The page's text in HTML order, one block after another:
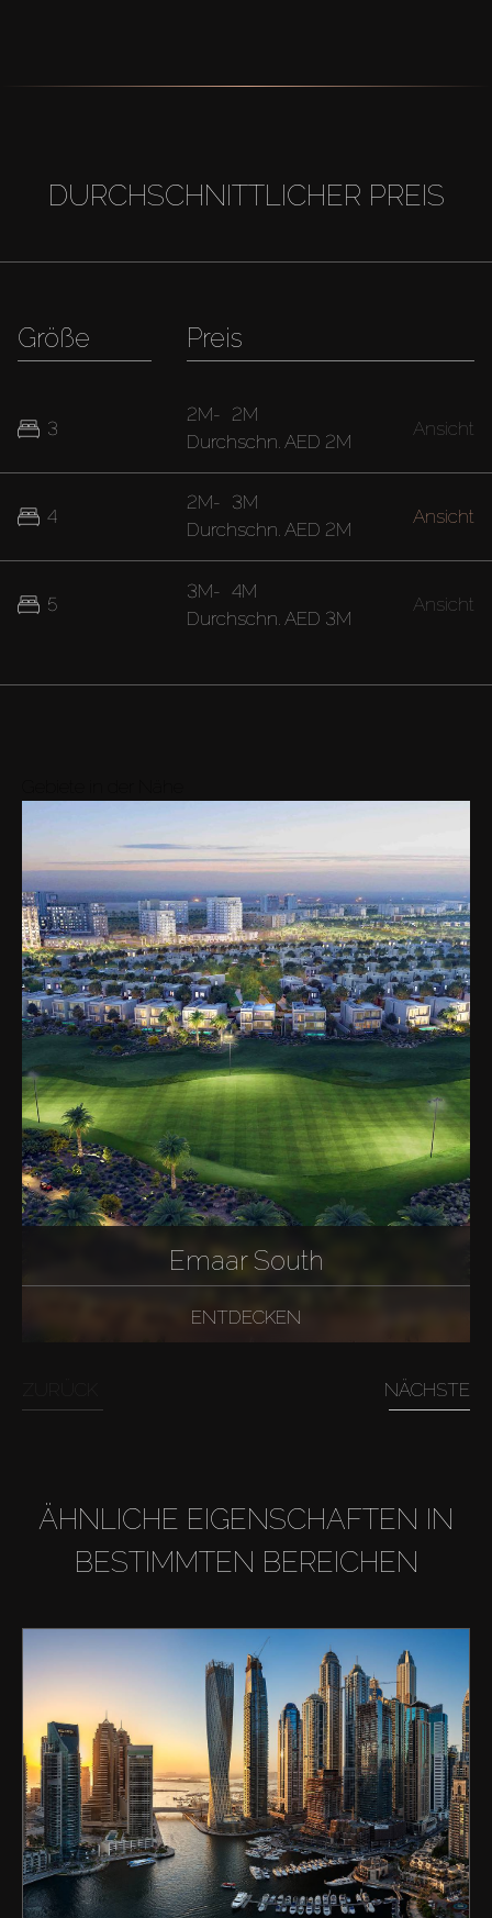
DURCHSCHNITTLICHER PREIS
Größe
3
4
5
Preis
2M- 2M
Durchschn. AED 2M
Ansicht
2M- 3M
Durchschn. AED 2M
Ansicht
3M- 4M
Durchschn. AED 3M
Ansicht
Emaar South
ENTDECKEN
NÄCHSTE
ÄHNLICHE EIGENSCHAFTEN IN
BESTIMMTEN BEREICHEN